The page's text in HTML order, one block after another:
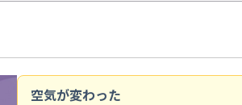
空気が変わった